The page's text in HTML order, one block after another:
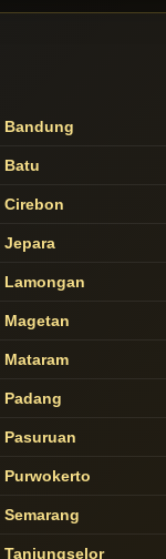
Bandung
Batu
Cirebon
Jepara
Lamongan
Magetan
Mataram
Padang
Pasuruan
Purwokerto
Semarang
Tanjungselor